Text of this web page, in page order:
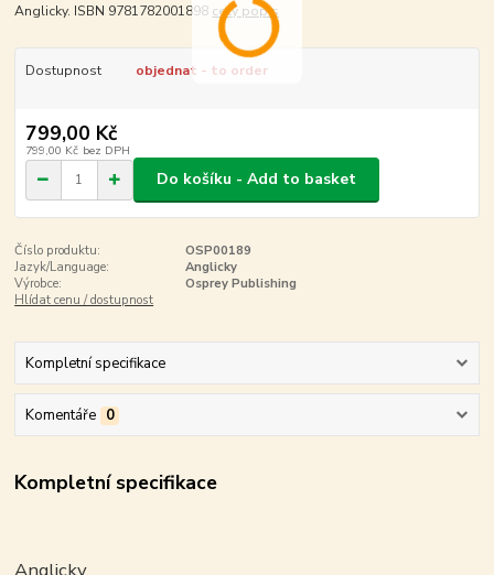
Anglicky. ISBN 9781782001898 celý popis
Dostupnost objednat - to order
799,00 Kč
799,00 Kč bez DPH
Do košíku - Add to basket
Číslo produktu:
OSP00189
Jazyk/Language:
Anglicky
Výrobce:
Osprey Publishing
Hlídat cenu / dostupnost
Kompletní specifikace
Komentáře 0
Kompletní specifikace
Anglicky.